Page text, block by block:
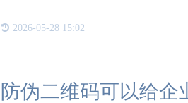
2026-05-28 15:02
防伪二维码可以给企